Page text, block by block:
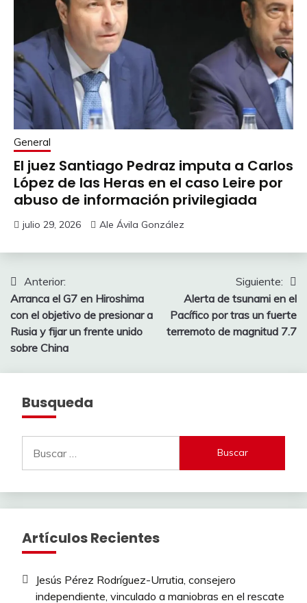
General
El juez Santiago Pedraz imputa a Carlos
López de las Heras en el caso Leire por
abuso de información privilegiada
julio 29, 2026 Ale Ávila González
Navegación
de
entradas
Anterior:
Arranca el G7 en Hiroshima
con el objetivo de presionar a
Rusia y fijar un frente unido
sobre China
Siguiente:
Alerta de tsunami en el
Pacífico por tras un fuerte
terremoto de magnitud 7.7
Busqueda
Artículos Recientes
Jesús Pérez Rodríguez-Urrutia, consejero
independiente, vinculado a maniobras en el rescate